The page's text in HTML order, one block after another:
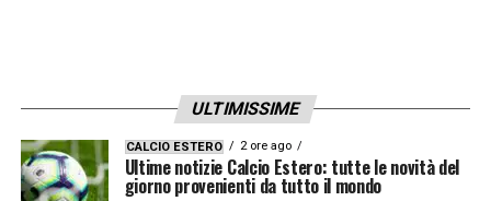
LA PLAYLIST DELLE NOSTRE TOP NEWS
ULTIMISSIME
CALCIO ESTERO 2 ore ago
Ultime notizie Calcio Estero: tutte le novità del
giorno provenienti da tutto il mondo